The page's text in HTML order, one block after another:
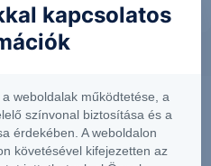
kapcsolatos
weboldalak működtetése, a
színvonal biztosítása és a
érdekében. A weboldalon
követésével kifejezetten az